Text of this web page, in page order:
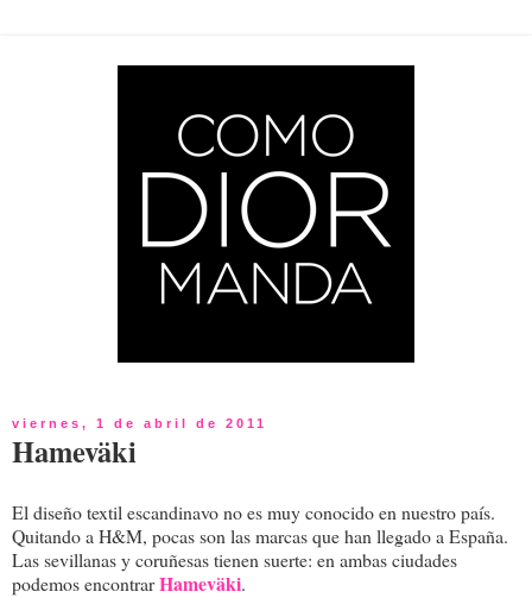
viernes, 1 de abril de 2011
Hameväki
El diseño textil escandinavo no es muy conocido en nuestro país.
Quitando a H&M, pocas son las marcas que han llegado a España.
Las sevillanas y coruñesas tienen suerte: en ambas ciudades
podemos encontrarHameväki.